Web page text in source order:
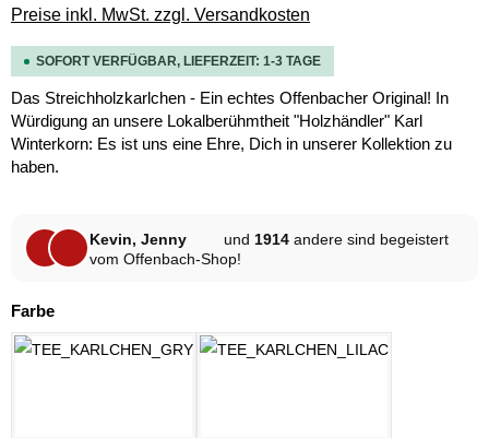
Preise inkl. MwSt. zzgl. Versandkosten
SOFORT VERFÜGBAR, LIEFERZEIT: 1-3 TAGE
Das Streichholzkarlchen - Ein echtes Offenbacher Original! In
Würdigung an unsere Lokalberühmtheit "Holzhändler" Karl
Winterkorn: Es ist uns eine Ehre, Dich in unserer Kollektion zu
haben.
Kevin, Jenny und 1914 andere sind begeistert
vom Offenbach-Shop!
Farbeauswählen